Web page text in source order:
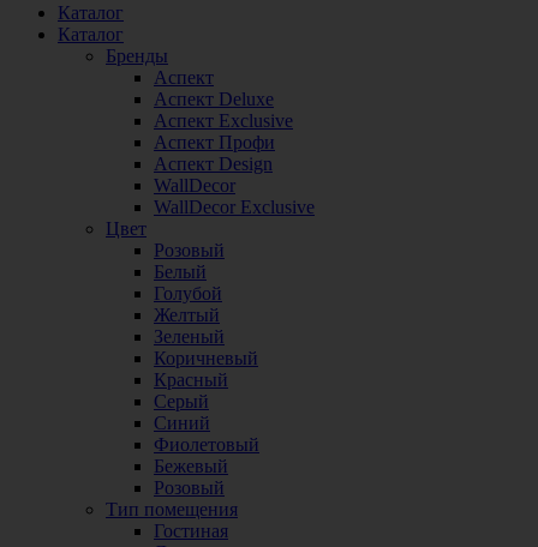
Каталог
Каталог
Бренды
Аспект
Аспект Deluxe
Аспект Exclusive
Аспект Профи
Аспект Design
WallDecor
WallDecor Exclusive
Цвет
Розовый
Белый
Голубой
Желтый
Зеленый
Коричневый
Красный
Серый
Синий
Фиолетовый
Бежевый
Розовый
Тип помещения
Гостиная